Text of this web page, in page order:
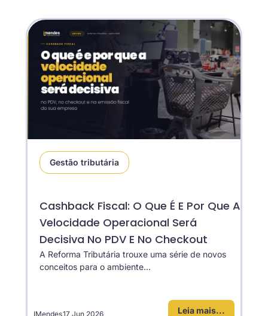
Gestão tributária
Cashback Fiscal: O Que É E Por Que A
Velocidade Operacional Será
Decisiva No PDV E No Checkout
A Reforma Tributária trouxe uma série de novos
conceitos para o ambiente...
Leia mais...
IMendes17 Jun 2026